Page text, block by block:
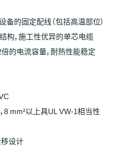
备的固定配线（包括高温部位）
构，施工性优异的单芯电缆
的电流容量，耐热性能稳定
8 mm²以上具UL VW-1相当性
移设计